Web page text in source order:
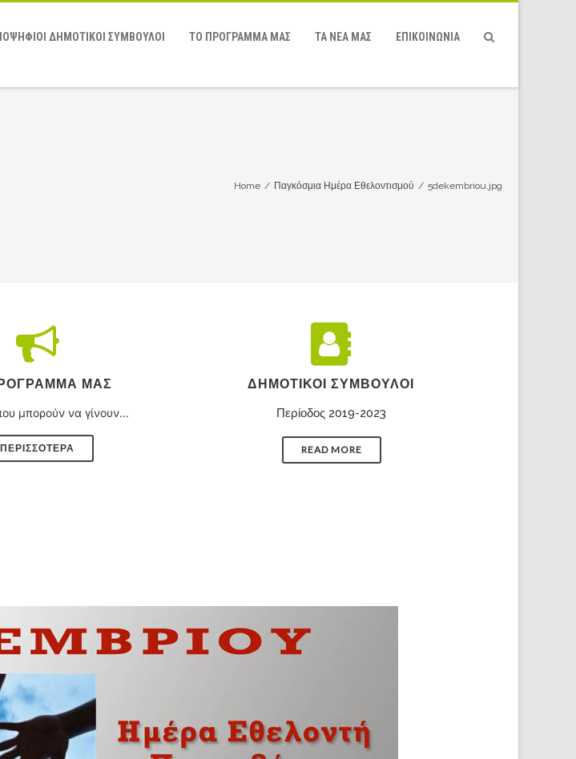
ΔΗΜΟΤΙΚΟΙ ΣΥΜΒΟΥΛΟΙ ΤΟ ΠΡΌΓΡΑΜΜΆ ΜΑΣ ΤΑ ΝΕΑ ΜΑΣ ΕΠΙΚΟΙΝΩΝΙΑ
Home / Παγκόσμια Ημέρα Εθελοντισμού / 5dekembriou.jpg
ΜΑΣ
μπορούν να γίνουν...
ΠΕΡΙΣΣΟΤΕΡΑ
ΔΗΜΟΤΙΚΟΊ ΣΎΜΒΟΥΛΟΙ
Περίοδος 2019-2023
READ MORE